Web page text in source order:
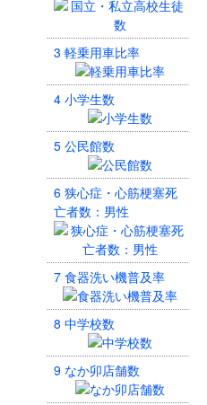
3 軽乗用車比率
4 小学生数
5 公民館数
6 狭心症・心筋梗塞死
亡者数：男性
7 食器洗い機普及率
8 中学校数
9 なか卯店舗数